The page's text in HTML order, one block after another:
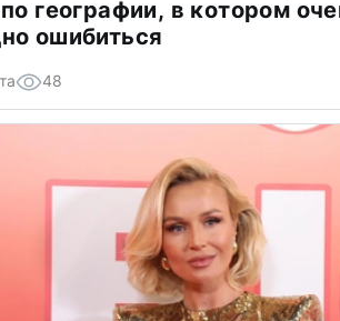
географии, в котором
ошибиться
48